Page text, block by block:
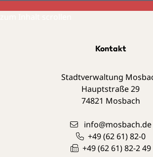
Kontakt
Stadtverwaltung
Hauptstraße 29
74821 Mosbach
info@mosbach.de
+49 (62 61) 82-0
+49 (62 61) 82-2 49